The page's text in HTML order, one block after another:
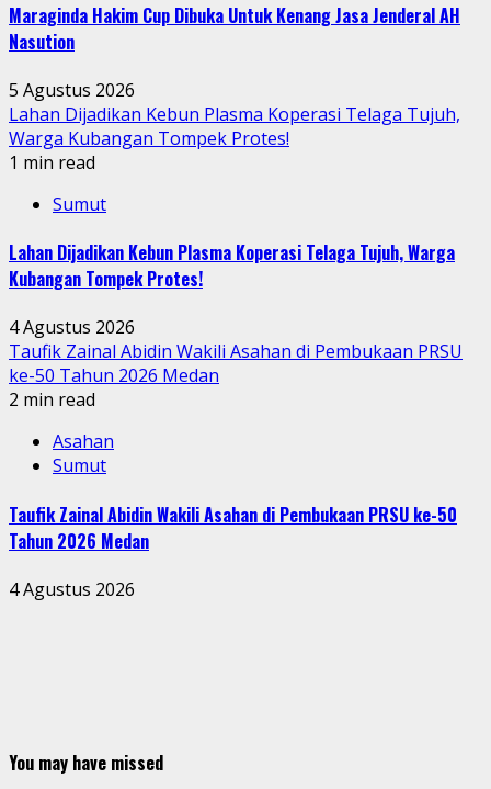
Maraginda Hakim Cup Dibuka Untuk Kenang Jasa Jenderal AH
Nasution
5 Agustus 2026
Lahan Dijadikan Kebun Plasma Koperasi Telaga Tujuh,
Warga Kubangan Tompek Protes!
1 min read
Sumut
Lahan Dijadikan Kebun Plasma Koperasi Telaga Tujuh, Warga
Kubangan Tompek Protes!
4 Agustus 2026
Taufik Zainal Abidin Wakili Asahan di Pembukaan PRSU
ke-50 Tahun 2026 Medan
2 min read
Asahan
Sumut
Taufik Zainal Abidin Wakili Asahan di Pembukaan PRSU ke-50
Tahun 2026 Medan
4 Agustus 2026
You may have missed